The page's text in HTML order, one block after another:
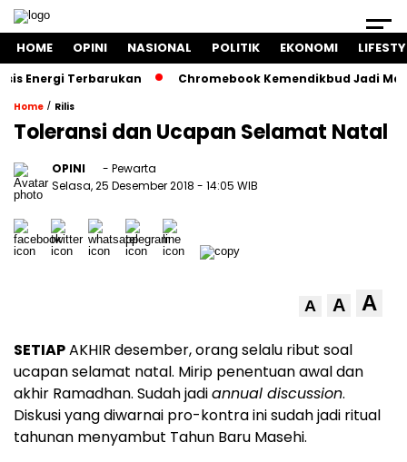
HOME OPINI NASIONAL POLITIK EKONOMI
Terbarukan Chromebook Kemendikbud Jadi
Home / Rilis
Toleransi dan Ucapan Selamat Natal
OPINI
- Pewarta
Selasa, 25 Desember 2018 - 14:05 WIB
A A A
SETIAPAKHIR desember, orang selalu ribut soal
ucapan selamat natal. Mirip penentuan awal dan
akhir Ramadhan. Sudah jadiannual discussion.
Diskusi yang diwarnai pro-kontra ini sudah jadi ritual
tahunan menyambut Tahun Baru Masehi.